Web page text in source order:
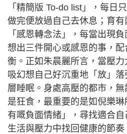
「精簡版 To-do list」，每日
做完便放過自己去休息；育
「感恩轉念法」，每當出現
想出三件開心或感恩的事，
衡。正如朱晨麗所言，當壓
吸幻想自己好沉重地「放」
層睡眠。身處高壓的都市，
是狂食，最重要的是如倪樂
有嘅負面情緒」，尋找適合
生活與壓力中找回健康的節奏